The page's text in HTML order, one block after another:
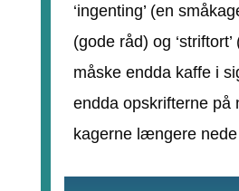
‘ingenting’ (en
(gode råd) og
måske endda kaffe i
endda opskrifterne på
kagerne længere